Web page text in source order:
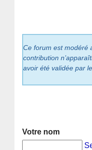
Ce forum est modéré
contribution
avoir été validée par
Votre nom